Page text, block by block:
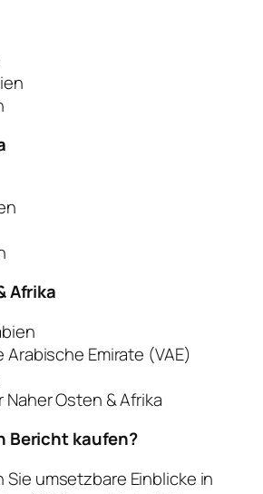
Afrika
Arabische Emirate (VAE)
Naher Osten & Afrika
Bericht kaufen?
Sie umsetzbare Einblicke in